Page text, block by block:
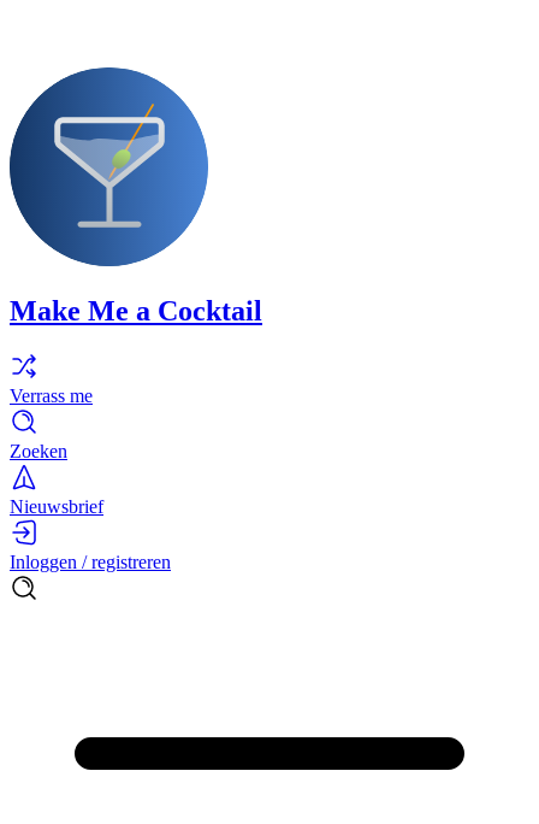
Make Me a Cocktail
Verrass me
Zoeken
Nieuwsbrief
Inloggen / registreren